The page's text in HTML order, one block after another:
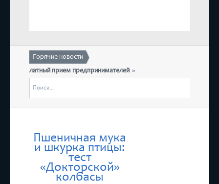
Горячие новости
бесплатный прием предпринимателей
Ассамблеи женщин-руководителей в Татарстане”
4 марта в
бесплатный прием предпринимателей
Пшеничная мука
и шкурка птицы:
тест
«Докторской»
колбасы